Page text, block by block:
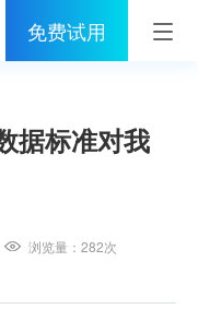
免费试用
据标准对我
浏览量：282次